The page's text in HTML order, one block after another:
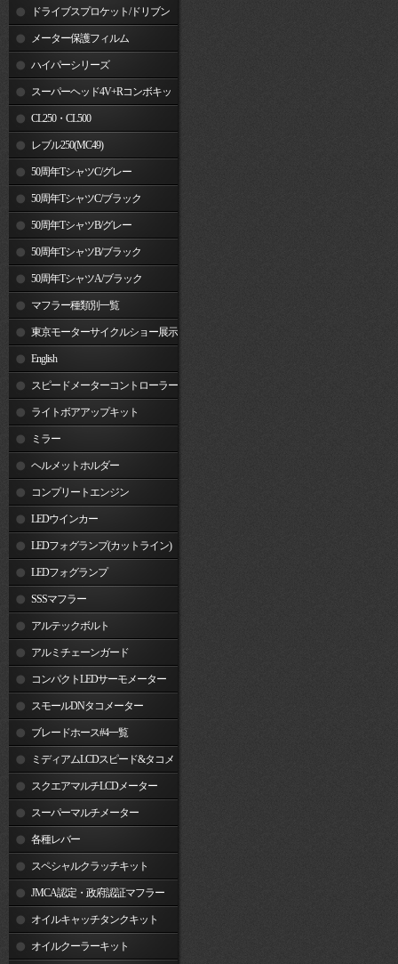
ドライブスプロケット/ドリブン
スプロケット
メーター保護フィルム
ハイパーシリーズ
スーパーヘッド4V+Rコンボキッ
ト CL250・CL500
レブル250(MC49)
50周年TシャツC/グレー
50周年TシャツC/ブラック
50周年TシャツB/グレー
50周年TシャツB/ブラック
50周年TシャツA/ブラック
マフラー種類別一覧
東京モーターサイクルショー展示
車両 English
スピードメーターコントローラー
ライトボアアップキット
ミラー
ヘルメットホルダー
コンプリートエンジン
LEDウインカー
LEDフォグランプ(カットライン)
LEDフォグランプ
SSSマフラー
アルテックボルト
アルミチェーンガード
コンパクトLEDサーモメーター
スモールDNタコメーター
ブレードホース#4一覧
ミディアムLCDスピード&タコメ
ータースクエアマルチLCDメーター
スーパーマルチメーター
各種レバー
スペシャルクラッチキット
JMCA認定・政府認証マフラー
オイルキャッチタンクキット
オイルクーラーキット